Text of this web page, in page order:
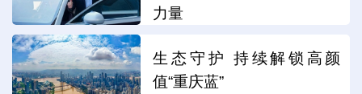
力量
生态守护 持续解锁高颜
值“重庆蓝”